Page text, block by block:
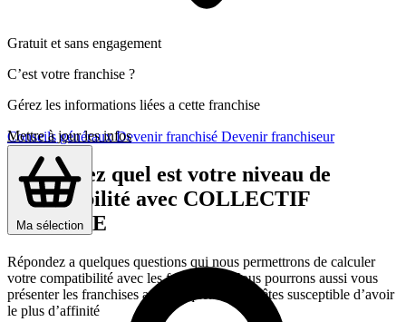
Conseils générauxDevenir franchisé Devenir franchiseur
Ma sélection
Gratuit et sans engagement
C’est votre franchise ?
Gérez les informations liées a cette franchise
Mettre à jour les infos
Découvrez quel est votre niveau de
compatibilité avec COLLECTIF
ÉNERGIE
Répondez a quelques questions qui nous permettrons de calculer
votre compatibilité avec les franchises, Nous pourrons aussi vous
présenter les franchises avec lesquelles vous êtes susceptible d’avoir
le plus d’affinité